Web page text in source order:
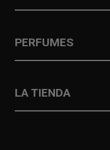
PERFUMES
LA TIENDA